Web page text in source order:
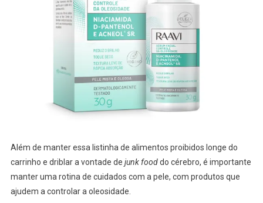
Além de manter essa listinha de alimentos proibidos longe do
carrinho e driblar a vontade de junk fooddo cérebro, é importante
manter uma rotina de cuidados com a pele, com produtos que
ajudem a controlar a oleosidade.